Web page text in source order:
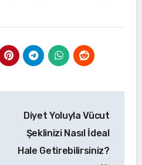
Diyet Yoluyla Vücut
Şeklinizi Nasıl İdeal
Hale Getirebilirsiniz?